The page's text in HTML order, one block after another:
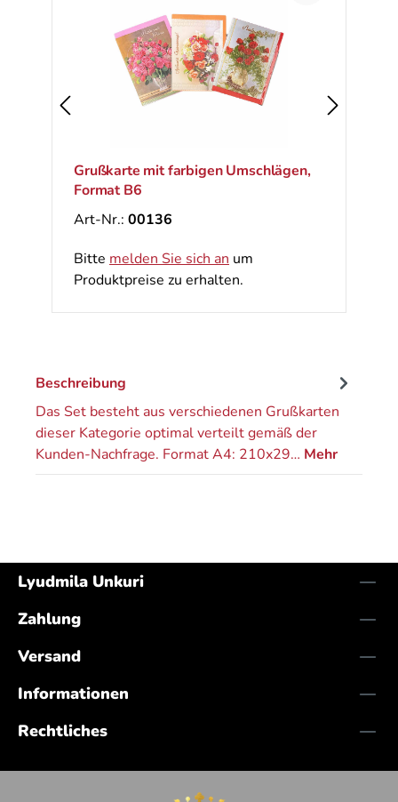
Grußkarte mit farbigen Umschlägen,
Format B6
Art-Nr.: 00136
Bitte melden Sie sich an um
Produktpreise zu erhalten.
Beschreibung
Das Set besteht aus verschiedenen Grußkarten
dieser Kategorie optimal verteilt gemäß der
Kunden-Nachfrage. Format A4: 210x29… Mehr
Lyudmila Unkuri
Zahlung
Versand
Informationen
Rechtliches